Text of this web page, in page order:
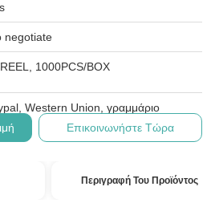
negotiate
1000PCS/BOX
Western Union, γραμμάριο
Επικοινωνήστε Τώρα
Περιγραφή Του Προϊόντος